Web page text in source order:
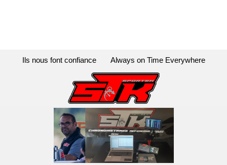
Ils nous font confiance Always on Time Everywhere